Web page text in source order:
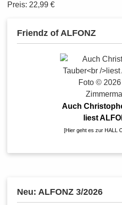
Preis: 22,99 €
Friendz of ALFONZ
Auch
liest
[Hier geht es zur HALL
Neu: ALFONZ 3/2026